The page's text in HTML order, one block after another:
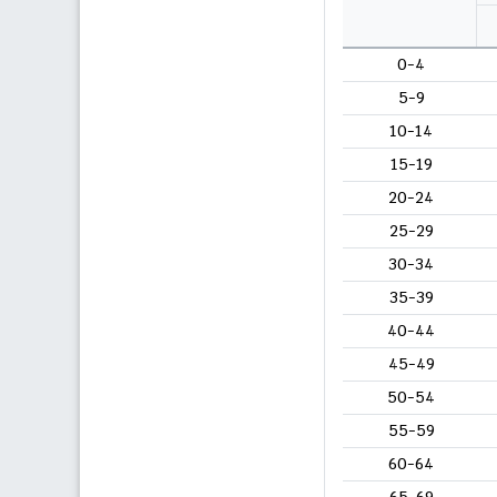
0-4
5-9
10-14
15-19
20-24
25-29
30-34
35-39
40-44
45-49
50-54
55-59
60-64